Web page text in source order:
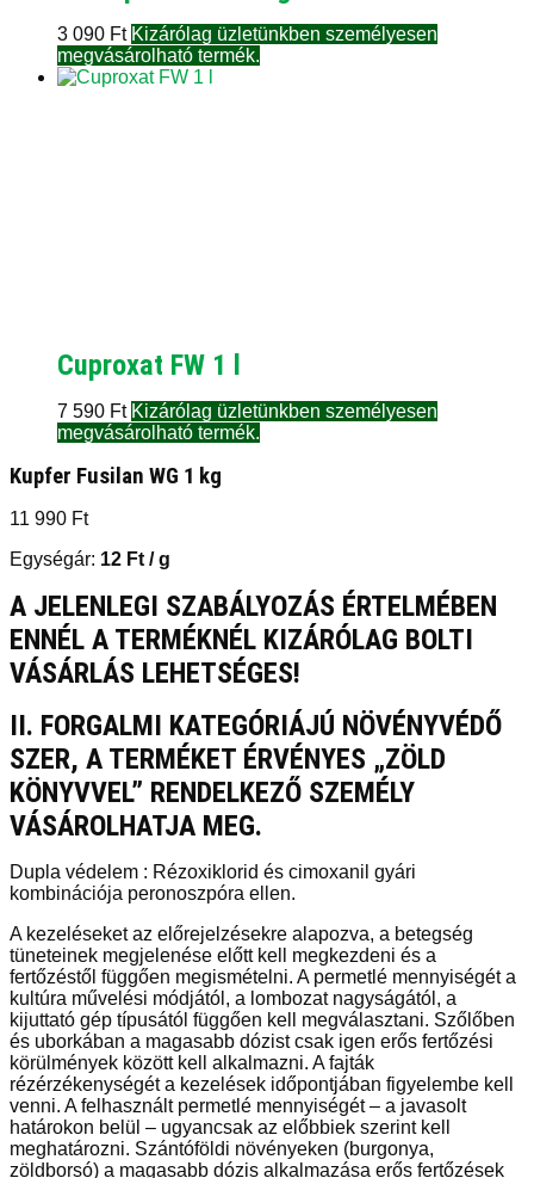
3 090 Ft Kizárólag üzletünkben személyesen
megvásárolható termék.
Cuproxat FW 1 l
7 590 Ft Kizárólag üzletünkben személyesen
megvásárolható termék.
Kupfer Fusilan WG 1 kg
11 990 Ft
Egységár: 12 Ft / g
A JELENLEGI SZABÁLYOZÁS ÉRTELMÉBEN
ENNÉL A TERMÉKNÉL KIZÁRÓLAG BOLTI
VÁSÁRLÁS LEHETSÉGES!
II. FORGALMI KATEGÓRIÁJÚ NÖVÉNYVÉDŐ
SZER, A TERMÉKET ÉRVÉNYES „ZÖLD
KÖNYVVEL” RENDELKEZŐ SZEMÉLY
VÁSÁROLHATJA MEG.
Dupla védelem : Rézoxiklorid és cimoxanil gyári
kombinációja peronoszpóra ellen.
A kezeléseket az előrejelzésekre alapozva, a betegség
tüneteinek megjelenése előtt kell megkezdeni és a
fertőzéstől függően megismételni. A permetlé mennyiségét a
kultúra művelési módjától, a lombozat nagyságától, a
kijuttató gép típusától függően kell megválasztani. Szőlőben
és uborkában a magasabb dózist csak igen erős fertőzési
körülmények között kell alkalmazni. A fajták
rézérzékenységét a kezelések időpontjában figyelembe kell
venni. A felhasznált permetlé mennyiségét – a javasolt
határokon belül – ugyancsak az előbbiek szerint kell
meghatározni. Szántóföldi növényeken (burgonya,
zöldborsó) a magasabb dózis alkalmazása erős fertőzések